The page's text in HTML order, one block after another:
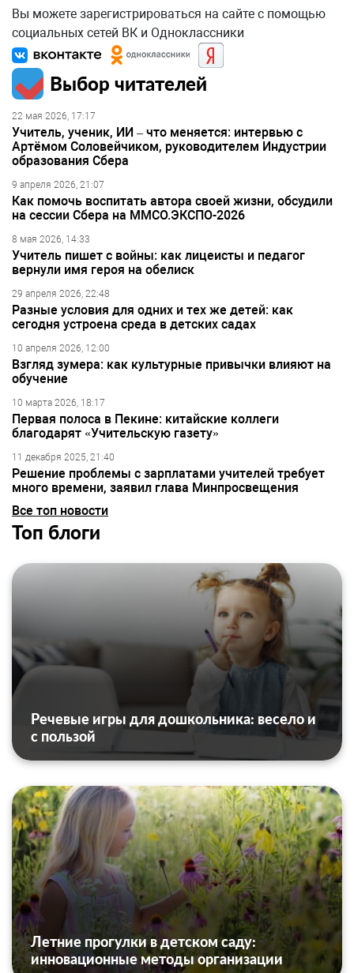
Вы можете зарегистрироваться на сайте с помощью
социальных сетей ВК и Одноклассники
Выбор читателей
22 мая 2026, 17:17
Учитель, ученик, ИИ – что меняется: интервью с
Артёмом Соловейчиком, руководителем Индустрии
образования Сбера
9 апреля 2026, 21:07
Как помочь воспитать автора своей жизни, обсудили
на сессии Сбера на ММСО.ЭКСПО-2026
8 мая 2026, 14:33
Учитель пишет с войны: как лицеисты и педагог
вернули имя героя на обелиск
29 апреля 2026, 22:48
Разные условия для одних и тех же детей: как
сегодня устроена среда в детских садах
10 апреля 2026, 12:00
Взгляд зумера: как культурные привычки влияют на
обучение
10 марта 2026, 18:17
Первая полоса в Пекине: китайские коллеги
благодарят «Учительскую газету»
11 декабря 2025, 21:40
Решение проблемы с зарплатами учителей требует
много времени, заявил глава Минпросвещения
Все топ новости
Топ блоги
Речевые игры для дошкольника: весело и
с пользой
Летние прогулки в детском саду:
инновационные методы организации